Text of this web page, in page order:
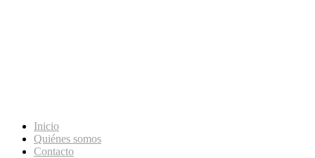
Inicio
Quiénes somos
Contacto